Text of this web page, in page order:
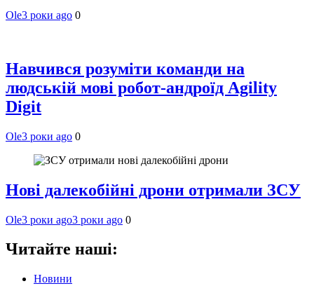
Ole3 роки ago 0
Навчився розуміти команди на
людській мові робот-андроїд Agility
Digit
Ole3 роки ago 0
Нові далекобійні дрони отримали ЗСУ
Ole3 роки ago3 роки ago 0
Читайте наші:
Новини